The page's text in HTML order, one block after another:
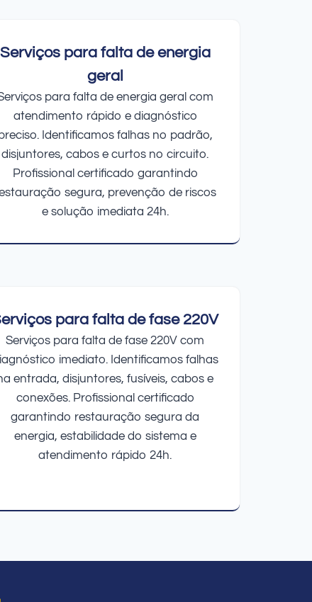
Serviços para falta de energia
geral
para falta de energia geral com
atendimento rápido e diagnóstico
Identificamos falhas no padrão,
disjuntores, cabos e curtos no circuito.
Profissional certificado garantindo
segura, prevenção de riscos
e solução imediata 24h.
para falta de fase 220V
Serviços para falta de fase 220V com
imediato. Identificamos falhas
entrada, disjuntores, fusíveis, cabos e
conexões. Profissional certificado
garantindo restauração segura da
energia, estabilidade do sistema e
atendimento rápido 24h.